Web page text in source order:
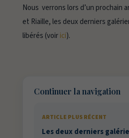
Nous verrons lors d’un prochain
et Riaille, les deux derniers
libérés (voirici).
Continuer la navigation
ARTICLE PLUS RÉCENT
Les deux derniers